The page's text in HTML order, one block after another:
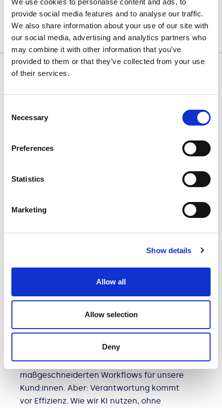
We use cookies to personalise content and ads, to
provide social media features and to analyse our traffic.
We also share information about your use of our site with
our social media, advertising and analytics partners who
may combine it with other information that you’ve
provided to them or that they’ve collected from your use
of their services.
Selection
Necessary
Preferences
Statistics
Marketing
Show details
Allow all
Allow selection
Deny
EXPERT TALKS
Haltung bleibt. KI hilft.
Künstliche Intelligenz gehört bei We are
Family zum Arbeitsalltag – vom Design
über Marktforschung bis hin zu
maßgeschneiderten Workflows für unsere
Kund:innen. Aber: Verantwortung kommt
vor Effizienz. Wie wir KI nutzen, ohne